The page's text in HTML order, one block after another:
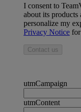
I consent to
about its products
personalize my
Privacy Notice
Contact us
utmCampaign
utmContent